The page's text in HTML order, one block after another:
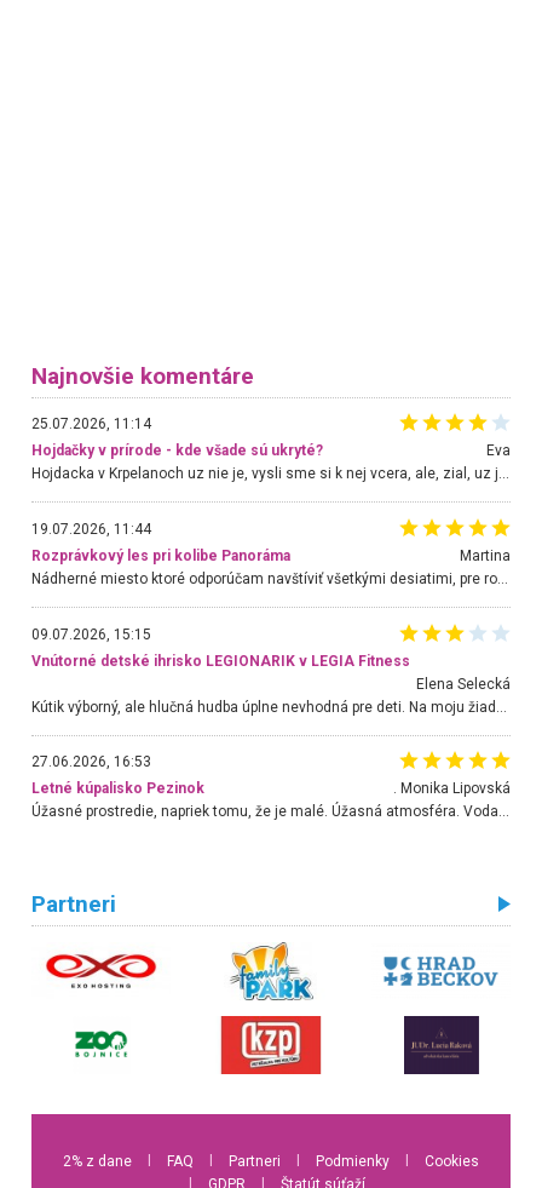
Najnovšie komentáre
25.07.2026, 11:14
Hojdačky v prírode - kde všade sú ukryté?
Eva
Hojdacka v Krpelanoch uz nie je, vysli sme si k nej vcera, ale, zial, uz je znicena. Ak sem planujete cestu len kvoli hojdacke, mozete si ju usetrit. Krasny vyhlad je tu vsak aj bez hojdacky :-)
19.07.2026, 11:44
Rozprávkový les pri kolibe Panoráma
Martina
Nádherné miesto ktoré odporúčam navštíviť všetkými desiatimi, pre rodiny s deťmi, dôchodcom... Proste a jednoducho ozaj rozprávkový les.. určite ešte prídeme. Odniesli sme si na pamiatku krásne tričká,
09.07.2026, 15:15
Vnútorné detské ihrisko LEGIONARIK v LEGIA Fitness
Elena Selecká
27.06.2026, 16:53
Letné kúpalisko Pezinok
. Monika Lipovská
Úžasné prostredie, napriek tomu, že je malé. Úžasná atmosféra. Voda fantastická a nádherná. Ľudí je pomerne veľa, ale su mili a ohľaduplní. Je veľmi zaujímavé sledovať, ako dokážu spolu športovať cudzí ľudia a bez ohľadu na vek. Vládne tu pohoda. Vnuka neviem dostať z vody. Ďakujem za krásny deň . Urcite sa sem vrátim. Jediný problém je s parkovaním, ale aj ten sa mi podarilo vyriešiť. Monika Bratislava
Partneri
2% z dane FAQ Partneri Podmienky
Cookies
GDPR Štatút súťaží